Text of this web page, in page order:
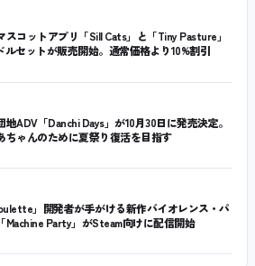
スコットアプリ「Sill Cats」と「Tiny Pasture」
ルセットが販売開始。通常価格より10%割引
ADV「Danchi Days」が10月30日に発売決定。
ちゃんのために夏祭り復活を目指す
」開発者が手がける新作バイオレンス・パ
Machine Party」がSteam向けに配信開始